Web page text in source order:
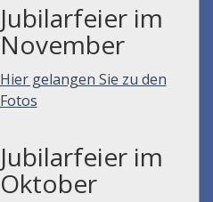
Jubilarfeier im
November
Hier gelangen Sie zu den
Fotos
Jubilarfeier im
Oktober